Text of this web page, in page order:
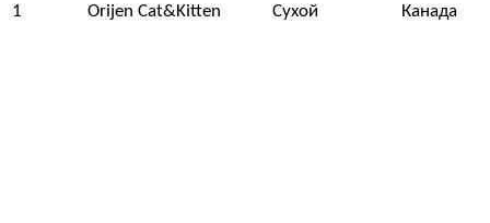
1 Orijen Cat&Kitten Сухой Канада